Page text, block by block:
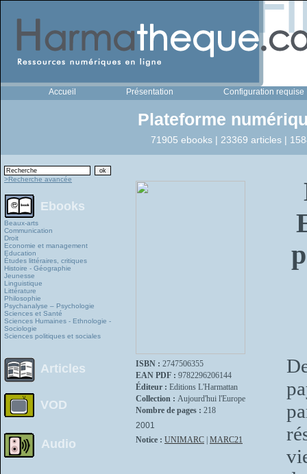
Accueil Présentation Configuration requise
Plateforme
71905 ebooks | 23369 articles |
>Recherche avancée
Ebooks
Beaux-arts
Communication
Droit
Economie et management
Education
Études littéraires, critiques
Histoire - Géographie
Jeunesse
Linguistique
Littérature
Philosophie
Psychanalyse – Psychologie
Sciences et Santé
Sciences Humaines - Ethnologie -
Sociologie
Sciences politiques et sociales
Articles
VOD
Audio
ISBN : 2747506355
EAN PDF : 9782296206144
Éditeur : Editions L'Harmattan
Collection : Aujourd'hui l'Europe
Nombre de pages : 218
2001
Notice : UNIMARC MARC21